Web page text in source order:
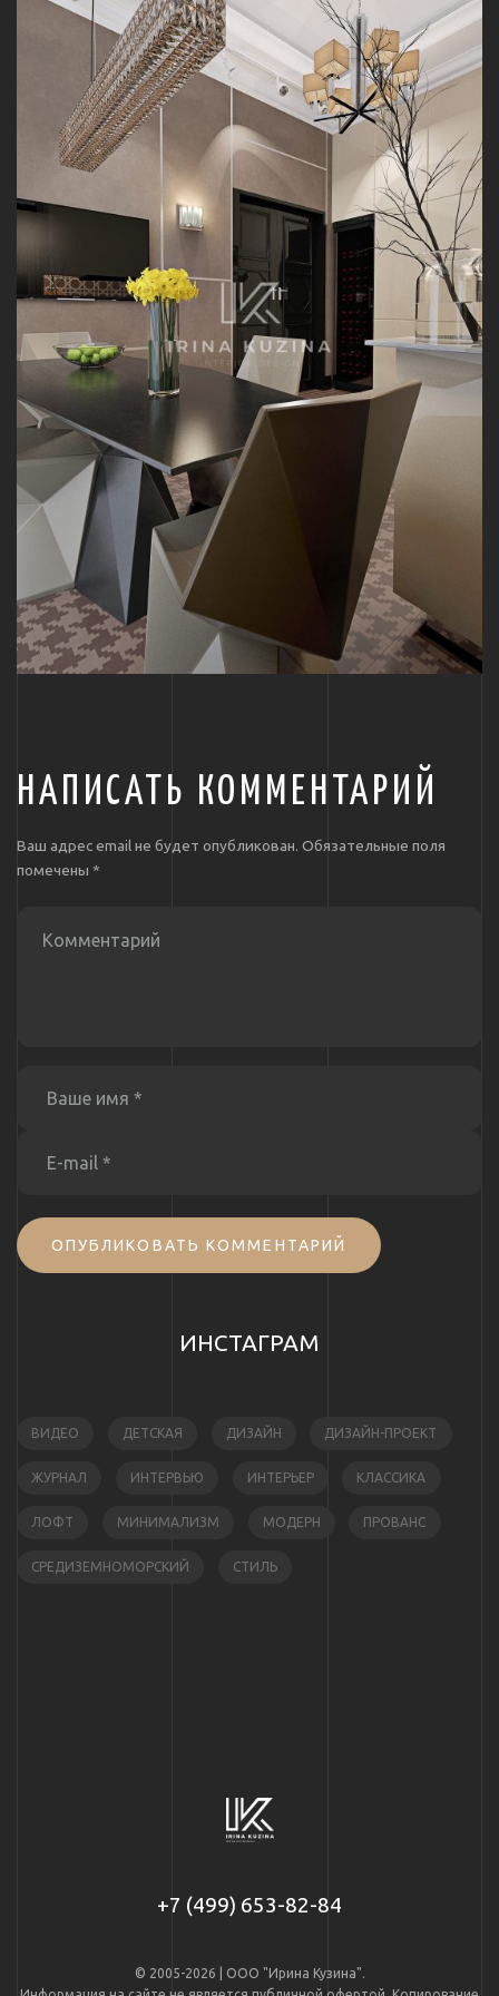
НАПИСАТЬ КОММЕНТАРИЙ
Ваш адрес email не будет опубликован. Обязательные поля
помечены *
ОПУБЛИКОВАТЬ КОММЕНТАРИЙ
ИНСТАГРАМ
ВИДЕО ДЕТСКАЯ ДИЗАЙН ДИЗАЙН-ПРОЕКТ
ЖУРНАЛ ИНТЕРВЬЮ ИНТЕРЬЕР КЛАССИКА
ЛОФТ МИНИМАЛИЗМ МОДЕРН ПРОВАНС
СРЕДИЗЕМНОМОРСКИЙ СТИЛЬ
+7 (499) 653-82-84
© 2005-2026 | ООО "Ирина Кузина".